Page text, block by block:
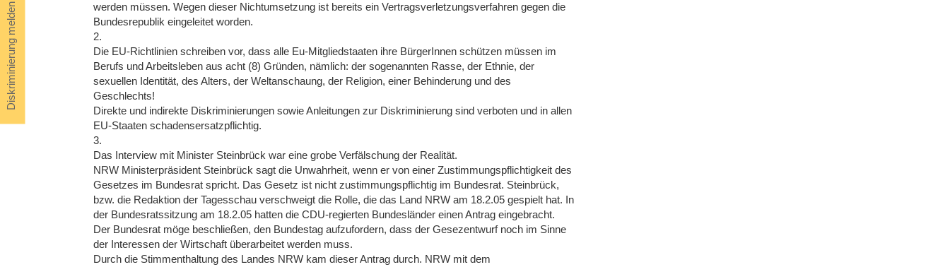
Diskriminierung melden
werden müssen. Wegen dieser Nichtumsetzung ist bereits ein Vertragsverletzungsverfahren gegen die
Bundesrepublik eingeleitet worden.
2.
Die EU-Richtlinien schreiben vor, dass alle Eu-Mitgliedstaaten ihre BürgerInnen schützen müssen im
Berufs und Arbeitsleben aus acht (8) Gründen, nämlich: der sogenannten Rasse, der Ethnie, der
sexuellen Identität, des Alters, der Weltanschaung, der Religion, einer Behinderung und des
Geschlechts!
Direkte und indirekte Diskriminierungen sowie Anleitungen zur Diskriminierung sind verboten und in allen
EU-Staaten schadensersatzpflichtig.
3.
Das Interview mit Minister Steinbrück war eine grobe Verfälschung der Realität.
NRW Ministerpräsident Steinbrück sagt die Unwahrheit, wenn er von einer Zustimmungspflichtigkeit des
Gesetzes im Bundesrat spricht. Das Gesetz ist nicht zustimmungspflichtig im Bundesrat. Steinbrück,
bzw. die Redaktion der Tagesschau verschweigt die Rolle, die das Land NRW am 18.2.05 gespielt hat. In
der Bundesratssitzung am 18.2.05 hatten die CDU-regierten Bundesländer einen Antrag eingebracht.
Der Bundesrat möge beschließen, den Bundestag aufzufordern, dass der Gesezentwurf noch im Sinne
der Interessen der Wirtschaft überarbeitet werden muss.
Durch die Stimmenthaltung des Landes NRW kam dieser Antrag durch. NRW mit dem